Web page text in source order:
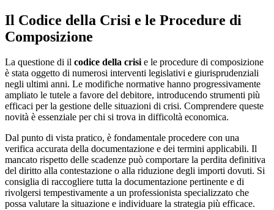
Il Codice della Crisi e le Procedure di
Composizione
La questione di il codice della crisie le procedure di composizione
è stata oggetto di numerosi interventi legislativi e giurisprudenziali
negli ultimi anni. Le modifiche normative hanno progressivamente
ampliato le tutele a favore del debitore, introducendo strumenti più
efficaci per la gestione delle situazioni di crisi. Comprendere queste
novità è essenziale per chi si trova in difficoltà economica.
Dal punto di vista pratico, è fondamentale procedere con una
verifica accurata della documentazione e dei termini applicabili. Il
mancato rispetto delle scadenze può comportare la perdita definitiva
del diritto alla contestazione o alla riduzione degli importi dovuti. Si
consiglia di raccogliere tutta la documentazione pertinente e di
rivolgersi tempestivamente a un professionista specializzato che
possa valutare la situazione e individuare la strategia più efficace.